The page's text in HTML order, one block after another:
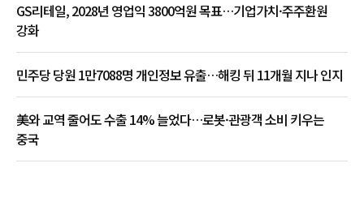
GS리테일, 2028년 영업익 3800억원 목표…기업가치·주주환원
강화
민주당 당원 1만7088명 개인정보 유출…해킹 뒤 11개월 지나 인지
美와 교역 줄어도 수출 14% 늘었다…로봇·관광객 소비 키우는
중국